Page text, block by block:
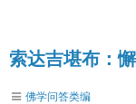
索达吉堪布：
佛学问答类编